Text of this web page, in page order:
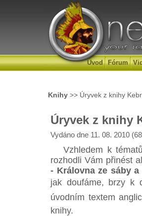
Úvod Fórum
Knihy >> Úryvek z knihy
Úryvek z knihy
Vydáno dne 11. 08. 2010
Vzhledem k
rozhodli Vám přinést
- Královna ze sáby
jak doufáme, brzy k
úvodním textem
knihy.